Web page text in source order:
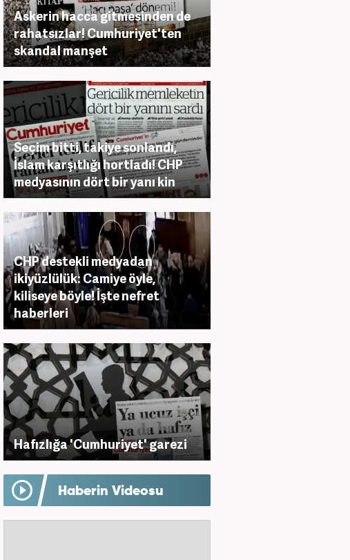
Askerin hacca gitmesinden de
rahatsızlar! Cumhuriyet'ten
skandal manşet
Seçim bitti, takiye sonlandı,
İslam karşıtlığı hortladı! CHP
medyasının dört bir yanı kin
CHP destekli medyadan
ikiyüzlülük: Camiye öyle,
kiliseye böyle! İşte nefret
haberleri
Hafızlığa 'Cumhuriyet' garezi
Haberin Videosu